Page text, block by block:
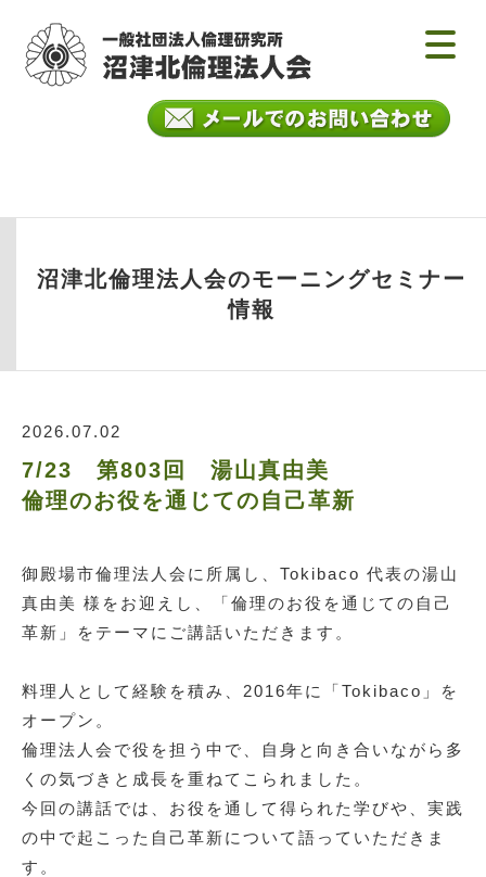
沼津北倫理法人会のモーニングセミナー
情報
2026.07.02
7/23 第803回 湯山真由美
倫理のお役を通じての自己革新
御殿場市倫理法人会に所属し、Tokibaco 代表の湯山
真由美 様をお迎えし、「倫理のお役を通じての自己
革新」をテーマにご講話いただきます。
料理人として経験を積み、2016年に「Tokibaco」を
オープン。
倫理法人会で役を担う中で、自身と向き合いながら多
くの気づきと成長を重ねてこられました。
今回の講話では、お役を通して得られた学びや、実践
の中で起こった自己革新について語っていただきま
す。